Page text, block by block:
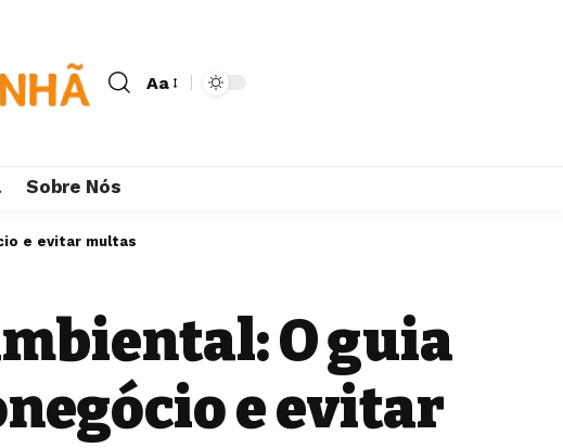
Aa
Sobre Nós
e evitar multas
O guia
e evitar